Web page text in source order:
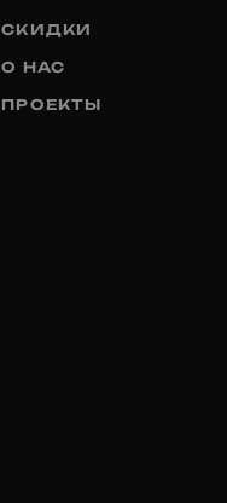
СКИДКИ
О НАС
ПРОЕКТЫ